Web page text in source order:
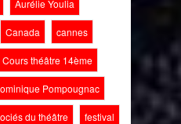
Aurélie Youlia
Canada cannes
Cours théâtre 14ème
Pompougnac
du théâtre festival